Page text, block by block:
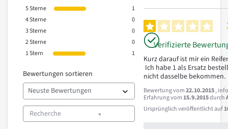
5Sterne
1
4Sterne
0
3Sterne
0
2Sterne
0
1Stern 1
Bewertungen sortieren
Verifizierte
Kurz darauf ist mir ein
nicht dasselbe
Bewertung vom22.10.2015,
Erfahrung vom15.9.2015durch
Ursprünglich veröffentlicht auf